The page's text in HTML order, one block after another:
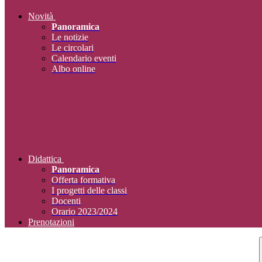
Novità
Panoramica
Le notizie
Le circolari
Calendario eventi
Albo online
Didattica
Panoramica
Offerta formativa
I progetti delle classi
Docenti
Orario 2023/2024
Prenotazioni